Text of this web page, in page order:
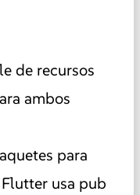
de recursos
ambos
para
usa pub